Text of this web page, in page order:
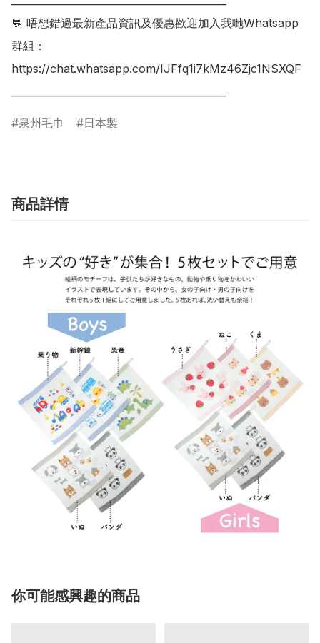
💬 唔想錯過最新產品資訊及優惠歡迎加入我哋Whatsapp
群組：
https://chat.whatsapp.com/IJFfq1i7kMz46Zjc1NSXQF
泉州毛巾 日本製
商品詳情
你可能感興趣的商品